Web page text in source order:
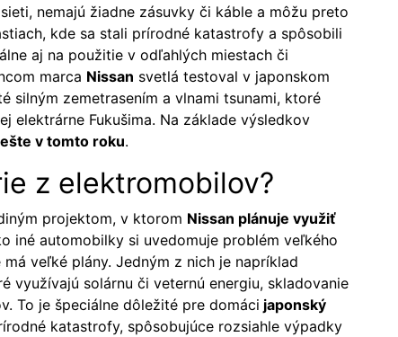
nemajú žiadne zásuvky či káble a môžu preto
kde sa stali prírodné katastrofy a spôsobili
aj na použitie v odľahlých miestach či
marca Nissan svetlá testoval v japonskom
silným zemetrasením a vlnami tsunami, ktoré
elektrárne Fukušima. Na základe výsledkov
v tomto roku.
z elektromobilov?
projektom, v ktorom Nissan plánuje využiť
iné automobilky si uvedomuje problém veľkého
veľké plány. Jedným z nich je napríklad
využívajú solárnu či veternú energiu, skladovanie
To je špeciálne dôležité pre domáci japonský
katastrofy, spôsobujúce rozsiahle výpadky